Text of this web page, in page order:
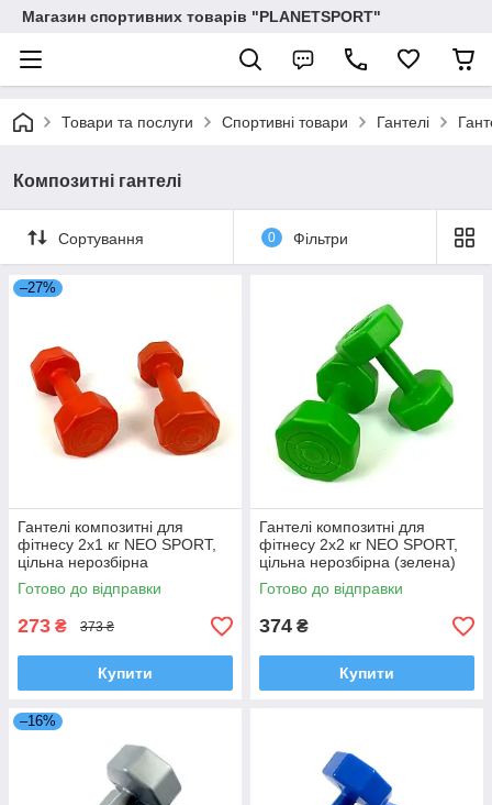
Магазин спортивних товарів "PLANETSPORT"
Товари та послуги Спортивні товари Гантелі
Композитні гантелі
Сортування 0 Фільтри
–27%
Гантелі композитні для
фітнесу 2х1 кг NEO SPORT,
цільна нерозбірна
(помаранчева)
Готово до відправки
273 ₴ 373 ₴
Купити
Гантелі композитні для
фітнесу 2х2 кг NEO SPORT,
цільна нерозбірна (зелена)
Готово до відправки
374 ₴
Купити
–16%